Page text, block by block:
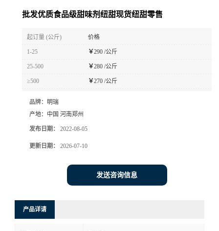
批发优质食品级甜味剂纽甜现货纽甜零售
起订量 (公斤) 价格
1-25 ￥290 /公斤
25-500 ￥280 /公斤
≥500 ￥270 /公斤
品牌： 明瑞
产地： 中国 河南郑州
发布日期： 2022-08-05
更新日期： 2026-07-10
发送咨询信息
产品详请